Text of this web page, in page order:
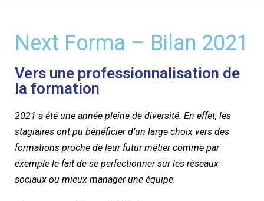
Next Forma – Bilan 2021
Vers une professionnalisation de
la formation
2021 a été une année pleine de diversité. En effet, les
stagiaires ont pu bénéficier d’un large choix vers des
formations proche de leur futur métier comme par
exemple le fait de se perfectionner sur les réseaux
sociaux ou mieux manager une équipe.